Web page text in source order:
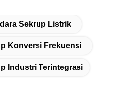
Sekrup Listrik
Konversi Frekuensi
Industri Terintegrasi